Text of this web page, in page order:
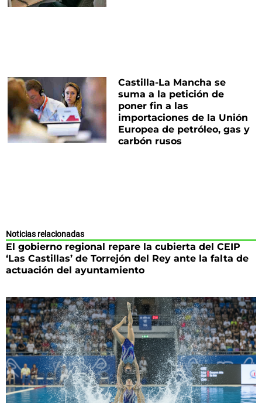
Castilla-La Mancha se
suma a la petición de
poner fin a las
importaciones de la Unión
Europea de petróleo, gas y
carbón rusos
Noticias relacionadas
El gobierno regional repare la cubierta del CEIP
‘Las Castillas’ de Torrejón del Rey ante la falta de
actuación del ayuntamiento